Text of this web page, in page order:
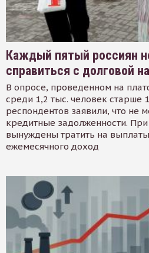
Каждый пятый россиян
справиться с долговой
В опросе, проведенном на
среди 1,2 тыс. человек старше
респондентов заявили, что не
кредитные задолженности.
вынуждены тратить на
ежемесячного доход